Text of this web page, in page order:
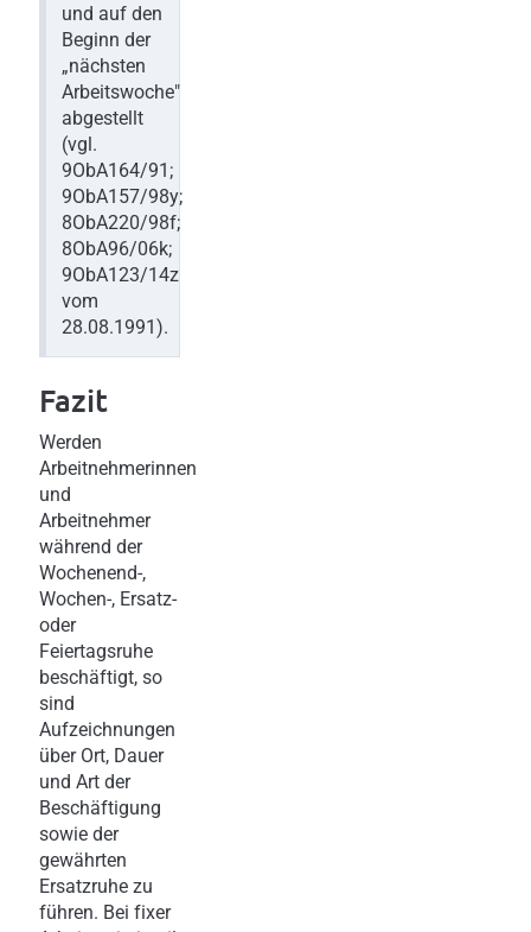
und auf den
Beginn der
„nächsten
Arbeitswoche"
abgestellt
(vgl.
9ObA164/91;
9ObA157/98y;
8ObA220/98f;
8ObA96/06k;
9ObA123/14z
vom
28.08.1991).
Fazit
Werden
Arbeitnehmerinnen
und
Arbeitnehmer
während der
Wochenend-,
Wochen-, Ersatz-
oder
Feiertagsruhe
beschäftigt, so
sind
Aufzeichnungen
über Ort, Dauer
und Art der
Beschäftigung
sowie der
gewährten
Ersatzruhe zu
führen. Bei fixer